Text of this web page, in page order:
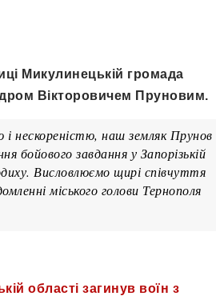
Микулинецькій громада
Вікторовичем Пруновим.
і нескореністю, наш земляк Прунов
бойового завдання у Запорізькій
Висловлюємо щирі співчуття
міського голови Тернополя
області загинув воїн з